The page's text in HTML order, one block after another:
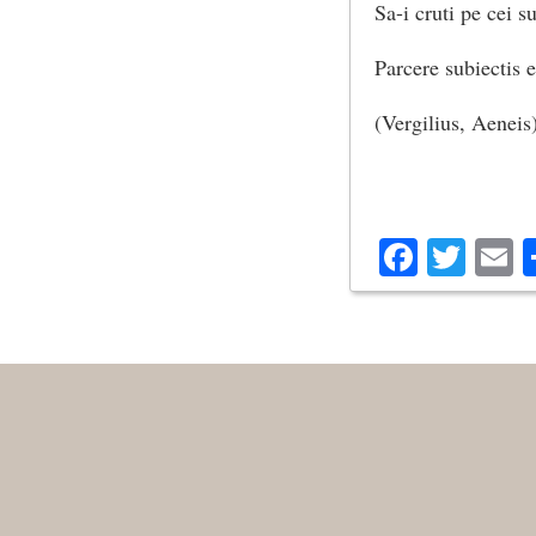
Sa-i cruti pe cei
Parcere subiectis
(Vergilius, Aeneis)